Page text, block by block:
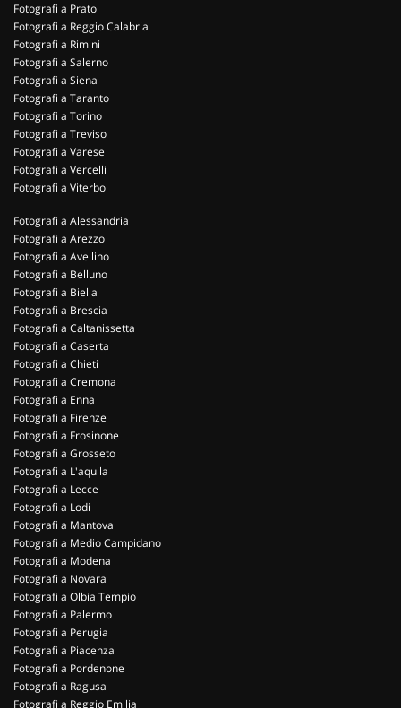
Fotografi a Prato
Fotografi a Reggio Calabria
Fotografi a Rimini
Fotografi a Salerno
Fotografi a Siena
Fotografi a Taranto
Fotografi a Torino
Fotografi a Treviso
Fotografi a Varese
Fotografi a Vercelli
Fotografi a Viterbo
Fotografi a Alessandria
Fotografi a Arezzo
Fotografi a Avellino
Fotografi a Belluno
Fotografi a Biella
Fotografi a Brescia
Fotografi a Caltanissetta
Fotografi a Caserta
Fotografi a Chieti
Fotografi a Cremona
Fotografi a Enna
Fotografi a Firenze
Fotografi a Frosinone
Fotografi a Grosseto
Fotografi a L'aquila
Fotografi a Lecce
Fotografi a Lodi
Fotografi a Mantova
Fotografi a Medio Campidano
Fotografi a Modena
Fotografi a Novara
Fotografi a Olbia Tempio
Fotografi a Palermo
Fotografi a Perugia
Fotografi a Piacenza
Fotografi a Pordenone
Fotografi a Ragusa
Fotografi a Reggio Emilia